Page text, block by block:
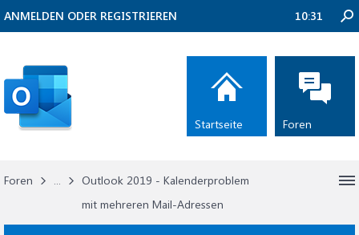
Foren ...
Outlook 2019 - Kalenderproblem
mit mehreren Mail-Adressen
ANMELDEN ODER REGISTRIEREN 10:31
Startseite Foren